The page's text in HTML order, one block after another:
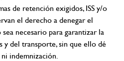
de retención exigidos, ISS y/o
el derecho a denegar el
necesario para garantizar la
y del transporte, sin que ello dé
indemnización.